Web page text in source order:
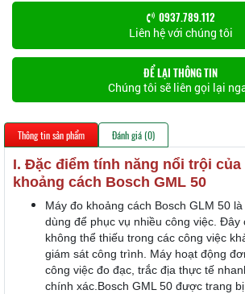
0937.789.112
Liên hệ với chúng tôi
ĐỂ LẠI THÔNG TIN
Chúng tôi sẽ liên gọi lại
Thông tin sản phẩm Đánh giá (0)
I. Đặc điểm tính năng nổi trội của
khoảng cách Bosch GML 50
Máy đo khoảng cách Bosch GLM 50
dùng để phục vụ nhiều công việc. Đây
không thể thiếu trong các công việc
giám sát công trình. Máy hoạt động
công việc đo đạc, trắc địa thực tế
chính xác.Bosch GML 50 được trang